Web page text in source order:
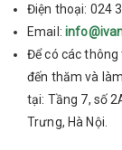
Điện thoại: 024
Email:
Để có các
đến thăm và
tại: Tầng 7, số
Trưng, Hà Nội.